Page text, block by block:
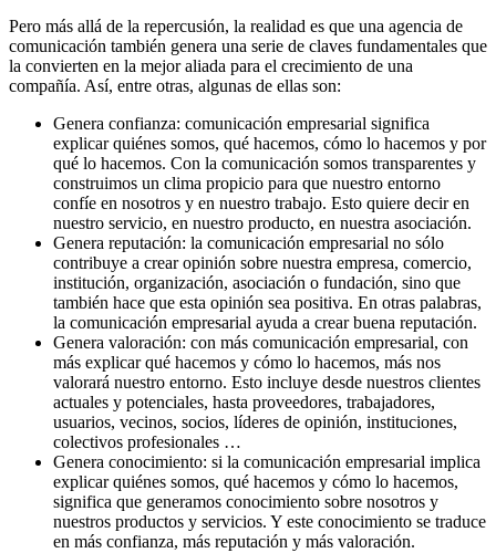
Pero más allá de la repercusión, la realidad es que una agencia de
comunicación también genera una serie de claves fundamentales que
la convierten en la mejor aliada para el crecimiento de una
compañía. Así, entre otras, algunas de ellas son:
Genera confianza: comunicación empresarial significa
explicar quiénes somos, qué hacemos, cómo lo hacemos y por
qué lo hacemos. Con la comunicación somos transparentes y
construimos un clima propicio para que nuestro entorno
confíe en nosotros y en nuestro trabajo. Esto quiere decir en
nuestro servicio, en nuestro producto, en nuestra asociación.
Genera reputación: la comunicación empresarial no sólo
contribuye a crear opinión sobre nuestra empresa, comercio,
institución, organización, asociación o fundación, sino que
también hace que esta opinión sea positiva. En otras palabras,
la comunicación empresarial ayuda a crear buena reputación.
Genera valoración: con más comunicación empresarial, con
más explicar qué hacemos y cómo lo hacemos, más nos
valorará nuestro entorno. Esto incluye desde nuestros clientes
actuales y potenciales, hasta proveedores, trabajadores,
usuarios, vecinos, socios, líderes de opinión, instituciones,
colectivos profesionales …
Genera conocimiento: si la comunicación empresarial implica
explicar quiénes somos, qué hacemos y cómo lo hacemos,
significa que generamos conocimiento sobre nosotros y
nuestros productos y servicios. Y este conocimiento se traduce
en más confianza, más reputación y más valoración.